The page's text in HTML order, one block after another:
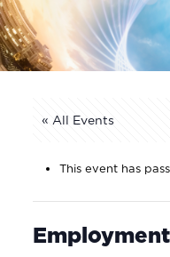
« All Events
This event has